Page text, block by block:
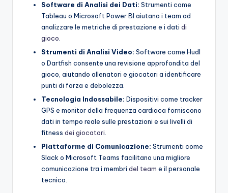
Software di Analisi dei Dati: Strumenti come
Tableau o Microsoft Power BI aiutano i team ad
analizzare le metriche di prestazione e i dati di
gioco
Strumenti di Analisi Video: Software come Hudl
o Dartfish consente una revisione approfondita del
gioco, aiutando allenatori e giocatori a identificare
punti di forza e debolezza.
Tecnologia Indossabile: Dispositivi come tracker
GPS e monitor della frequenza cardiaca forniscono
dati in tempo reale sulle prestazioni e sui livelli di
fitness dei giocatori.
Piattaforme di Comunicazione: Strumenti come
Slack o Microsoft Teams facilitano una migliore
comunicazione tra i membri del team e il personale
tecnico.